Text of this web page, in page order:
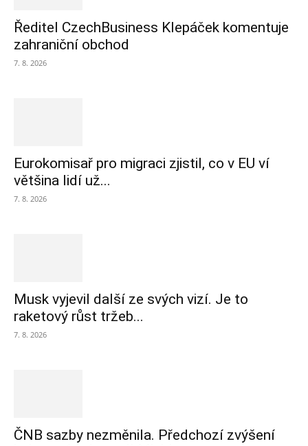
Ředitel CzechBusiness Klepáček komentuje
zahraniční obchod
7. 8. 2026
Eurokomisař pro migraci zjistil, co v EU ví
většina lidí už...
7. 8. 2026
Musk vyjevil další ze svých vizí. Je to
raketový růst tržeb...
7. 8. 2026
ČNB sazby nezměnila. Předchozí zvýšení